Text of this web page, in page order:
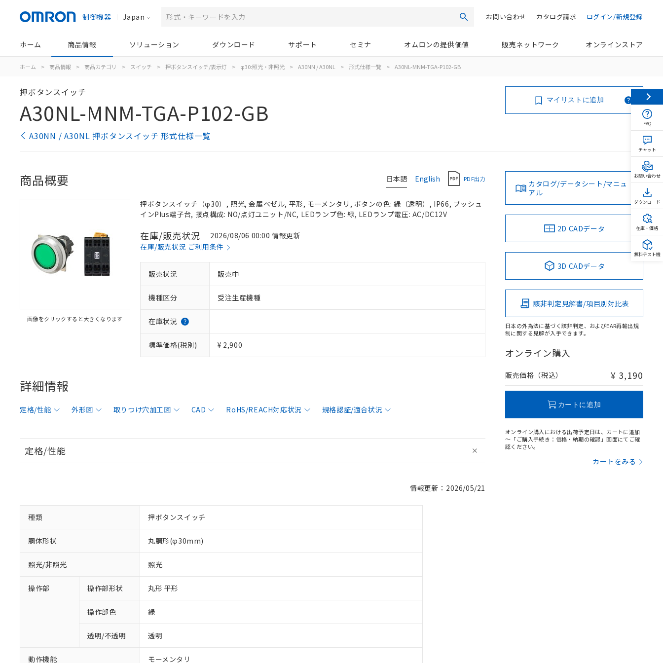
制御機器 Japan 検索 ログイン/新規登録
カタログ請求
お問い合わせ
ホーム 商品情報 ソリューション ダウンロード サポート セミナ オムロンの提供価値 販売ネットワーク オンラインストア
ホーム > 商品情報 > 商品カテゴリ > スイッチ > 押ボタンスイッチ/表示灯 > φ30:照光・非照光 > A30NN / A30NL > 形式仕様一覧 > A30NL-MNM-TGA-P102-GB
押ボタンスイッチ
A30NL-MNM-TGA-P102-GB
A30NN / A30NL 押ボタンスイッチ 形式仕様一覧
マイリストに追加
日本語 English PDF出力
商品概要
画像をクリックすると大きくなります
押ボタンスイッチ（φ30）, 照光, 金属ベゼル, 平形, モーメンタリ, ボタンの色: 緑（透明）, IP66, プッシュ
インPlus端子台, 接点構成: NO/点灯ユニット/NC, LEDランプ色: 緑, LEDランプ電圧: AC/DC12V
在庫/販売状況
2026/08/06 00:00 情報更新
在庫/販売状況 ご利用条件
販売状況 販売中
機種区分 受注生産機種
在庫状況
標準価格(税別) ¥ 2,900
詳細情報
定格/性能 外形図 取りつけ穴加工図 CAD RoHS/REACH対応状況 規格認証/適合状況
定格/性能
情報更新：2026/05/21
種類 押ボタンスイッチ
胴体形状 丸胴形(φ30mm)
照光/非照光 照光
操作部 操作部形状 丸形 平形
操作部色 緑
透明/不透明 透明
動作機能 モーメンタリ
カタログ/データシート/マニュ
アル
2D CADデータ
3D CADデータ
該非判定見解書/項目別対比表
日本の外為法に基づく該非判定、およびEAR再輸出規
制に関する見解が入手できます。
オンライン購入
販売価格（税込） ¥ 3,190
カートに追加
オンライン購入における出荷予定日は、カートに追加
～「ご購入手続き：価格・納期の確認」画面にてご確
認ください。
カートをみる
FAQ
チャット
お問い合わせ
ダウンロード
在庫・価格
無料テスト機